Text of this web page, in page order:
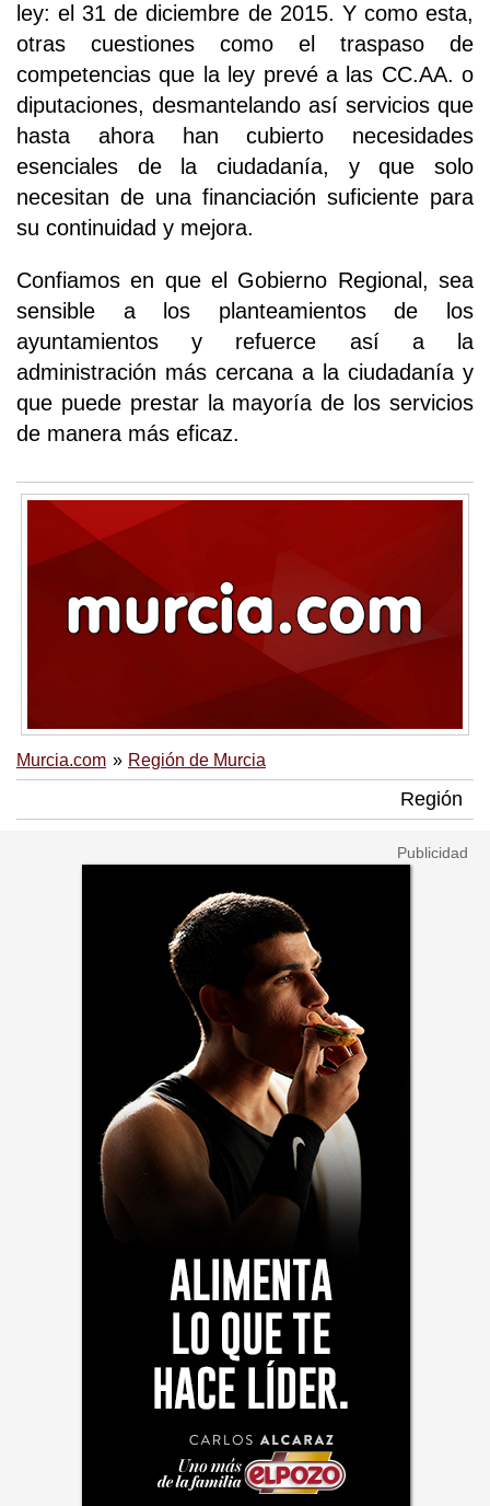
ley: el 31 de diciembre de 2015. Y como esta,
otras cuestiones como el traspaso de
competencias que la ley prevé a las CC.AA. o
diputaciones, desmantelando así servicios que
hasta ahora han cubierto necesidades
esenciales de la ciudadanía, y que solo
necesitan de una financiación suficiente para
su continuidad y mejora.
Confiamos en que el Gobierno Regional, sea
sensible a los planteamientos de los
ayuntamientos y refuerce así a la
administración más cercana a la ciudadanía y
que puede prestar la mayoría de los servicios
de manera más eficaz.
Murcia.com Región de Murcia
Región